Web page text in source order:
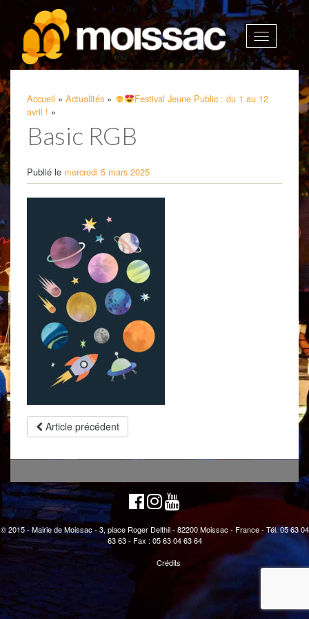
Afficher
la
Accueil » Actualités »
Festival Jeune Public : du 1 au 12
avril ! »
Basic RGB
Publié le mercredi 5 mars 2025
Article précédent
© 2015 - Mairie de Moissac - 3, place Roger Delthil - 82200 Moissac - France - Tél. 05 63 04
63 63 - Fax : 05 63 04 63 64
Crédits